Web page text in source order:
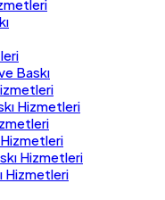
Baskı
Hizmetleri
Hizmetleri
Hizmetleri